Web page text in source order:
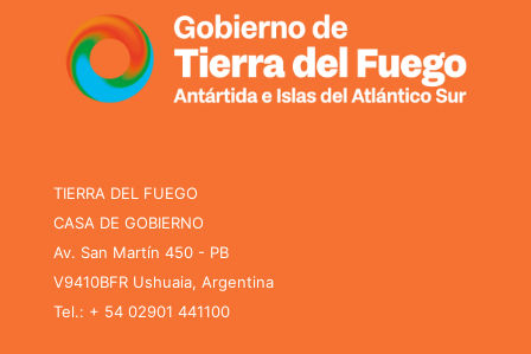
TIERRA DEL FUEGO
CASA DE GOBIERNO
Av. San Martín 450 - PB
V9410BFR Ushuaia, Argentina
Tel.: + 54 02901 441100